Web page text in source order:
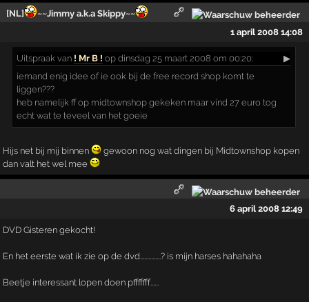
[NL]
~~Jimmy a.k.a Skippy~~
1 april 2008 14:08
Uitspraak van ! Mr B ! op dinsdag 25 maart 2008 om 00:20:
▶
iemand enig idee of ie ook bij de free record shop komt te
liggen???
heb namelijk ff op midtownshop gekeken maar vind 27 euro tog
echt wat te teveel van het goeie
Hijs net bij mij binnen
gewoon nog wat dingen bij Midtownshop kopen
dan valt het wel mee
6 april 2008 12:49
DVD Gisteren gekocht!
En het eerste wat ik zie op de dvd...............? is mijn harses hahahaha
Beetje interessant lopen doen pfffffff......